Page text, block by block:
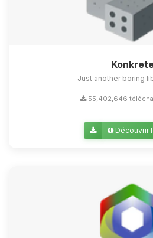
Just another boring
55,402,646
Découvrir